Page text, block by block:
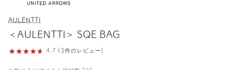
AULENTTI
＜AULENTTI＞ SQE BAG
4.7 (3件のレビュー)